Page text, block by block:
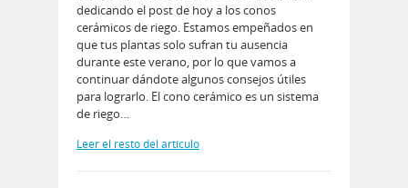
dedicando el post de hoy a los conos
cerámicos de riego. Estamos empeñados en
que tus plantas solo sufran tu ausencia
durante este verano, por lo que vamos a
continuar dándote algunos consejos útiles
para lograrlo. El cono cerámico es un sistema
de riego…
Leer el resto del artículo